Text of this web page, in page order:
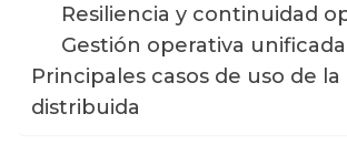
Resiliencia y continuidad
Gestión operativa unificada
Principales casos de uso de
distribuida